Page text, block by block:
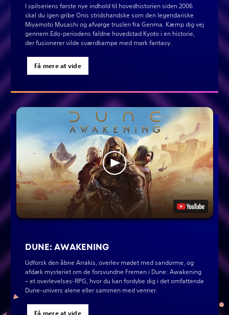
I spilseriens første nye indhold til hovedhistorien siden 2006
skal du igen gribe Onis stridshandske som den legendariske
Miyamoto Musashi og afvørge truslen fra Genma. Kæmp dig vej
gennem Edo-periodens faldne hovedstad Kyoto i en historie,
der fusionerer vilde sværdkampe med mørk fantasy.
Få mere at vide
DUNE: AWAKENING
Udforsk den åbne Arrakis, overlev mødet med sandorme, og
afdæk mysteriet om de forsvundne Fremen i Dune: Awakening
– et overlevelses-RPG, hvor du kan fordybe dig i det omfattende
Dune-univers alene eller sammen med venner.
Få mere at vide